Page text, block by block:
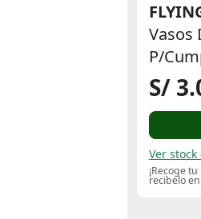
Vasos
P/
S/
Ver
¡Recoge
recibelo